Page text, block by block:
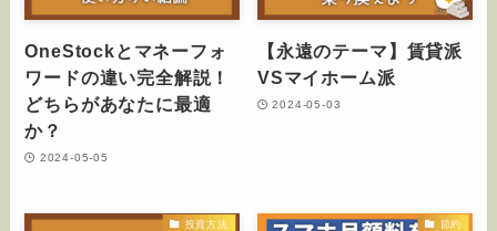
OneStockとマネーフォ
ワードの違い完全解説！
どちらがあなたに最適
か？
2024-05-05
【永遠のテーマ】賃貸派
VSマイホーム派
2024-05-03
投資方法 節約